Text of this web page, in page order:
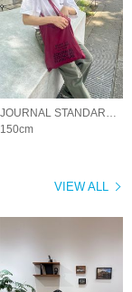
150cm
VIEW ALL